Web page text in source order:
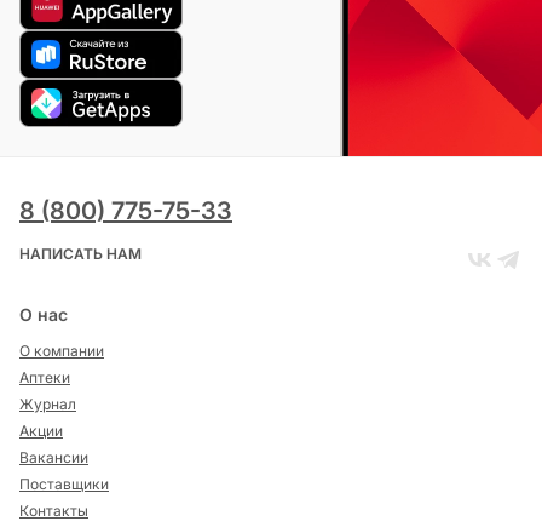
8 (800) 775-75-33
НАПИСАТЬ НАМ
О нас
О компании
Аптеки
Журнал
Акции
Вакансии
Поставщики
Контакты